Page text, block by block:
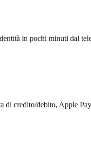
in pochi minuti dal
di credito/debito, Apple